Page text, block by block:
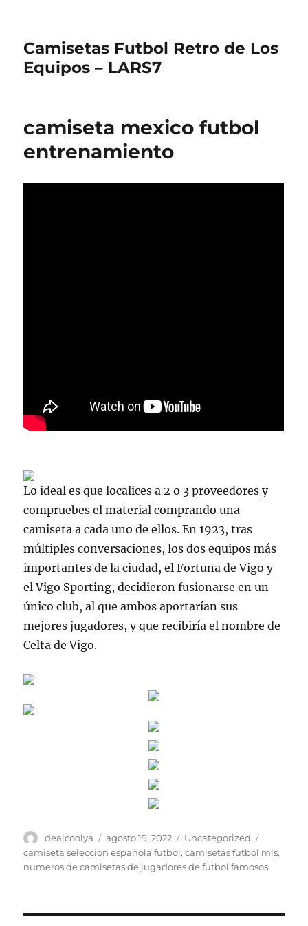
Camisetas Futbol Retro de Los
Equipos – LARS7
camiseta mexico futbol
entrenamiento
Lo ideal es que localices a 2 o 3 proveedores y
compruebes el material comprando una
camiseta a cada uno de ellos. En 1923, tras
múltiples conversaciones, los dos equipos más
importantes de la ciudad, el Fortuna de Vigo y
el Vigo Sporting, decidieron fusionarse en un
único club, al que ambos aportarían sus
mejores jugadores, y que recibiría el nombre de
Celta de Vigo.
Autor
dealcoolya
Publicado
el
agosto 19, 2022 Categorías
Uncategorized
camiseta seleccion española futbol,camisetas futbol mls,
numeros de camisetas de jugadores de futbol famosos